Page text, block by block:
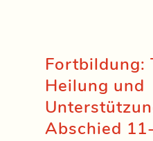
Fortbildung:
Heilung und
Abschied